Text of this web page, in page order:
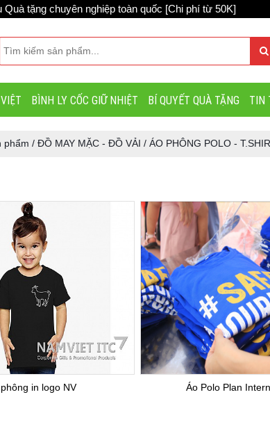
tặng chuyên nghiệp toàn quốc [Chi phí từ 50K]
BÌNH LY CỐC GIỮ NHIỆT BÍ QUYẾT QUÀ TẶNG TIN
phẩm / ĐỒ MAY MẶC - ĐỒ VẢI / ÁO PHÔNG POLO -
in logo NV Áo Polo Plan